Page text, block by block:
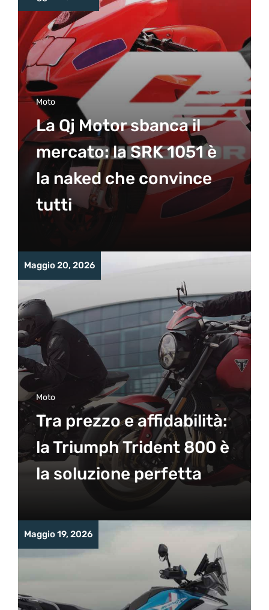
Moto
La Qj Motor sbanca il
mercato: la SRK 1051 è
la naked che convince
tutti
Maggio 20, 2026
Moto
Tra prezzo e affidabilità:
la Triumph Trident 800 è
la soluzione perfetta
Maggio 19, 2026